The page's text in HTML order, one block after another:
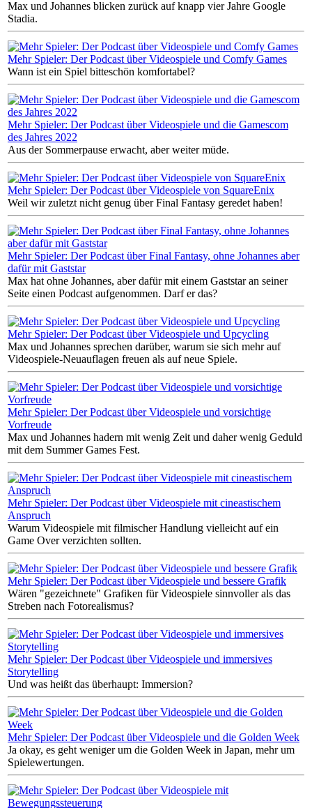
Max und Johannes blicken zurück auf knapp vier Jahre Google
Stadia.
Mehr Spieler: Der Podcast über Videospiele und Comfy Games
Wann ist ein Spiel bitteschön komfortabel?
Mehr Spieler: Der Podcast über Videospiele und die Gamescom
des Jahres 2022
Aus der Sommerpause erwacht, aber weiter müde.
Mehr Spieler: Der Podcast über Videospiele von SquareEnix
Weil wir zuletzt nicht genug über Final Fantasy geredet haben!
Mehr Spieler: Der Podcast über Final Fantasy, ohne Johannes aber
dafür mit Gaststar
Max hat ohne Johannes, aber dafür mit einem Gaststar an seiner
Seite einen Podcast aufgenommen. Darf er das?
Mehr Spieler: Der Podcast über Videospiele und Upcycling
Max und Johannes sprechen darüber, warum sie sich mehr auf
Videospiele-Neuauflagen freuen als auf neue Spiele.
Mehr Spieler: Der Podcast über Videospiele und vorsichtige
Vorfreude
Max und Johannes hadern mit wenig Zeit und daher wenig Geduld
mit dem Summer Games Fest.
Mehr Spieler: Der Podcast über Videospiele mit cineastischem
Anspruch
Warum Videospiele mit filmischer Handlung vielleicht auf ein
Game Over verzichten sollten.
Mehr Spieler: Der Podcast über Videospiele und bessere Grafik
Wären "gezeichnete" Grafiken für Videospiele sinnvoller als das
Streben nach Fotorealismus?
Mehr Spieler: Der Podcast über Videospiele und immersives
Storytelling
Und was heißt das überhaupt: Immersion?
Mehr Spieler: Der Podcast über Videospiele und die Golden Week
Ja okay, es geht weniger um die Golden Week in Japan, mehr um
Spielewertungen.